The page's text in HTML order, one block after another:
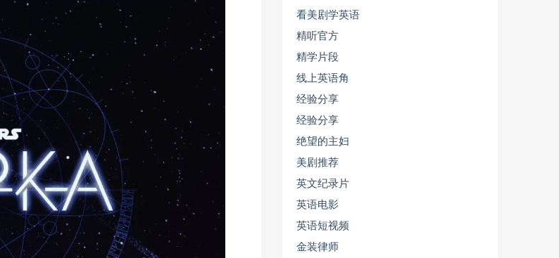
看美剧学英语
精听官方
精学片段
线上英语角
经验分享
经验分享
绝望的主妇
美剧推荐
英文纪录片
英语电影
英语短视频
金装律师